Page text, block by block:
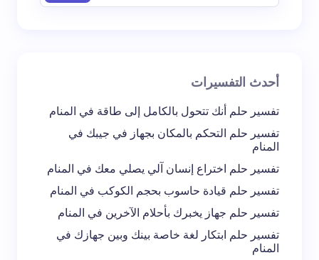
احفظ اسمي والبريد الإلكتروني في هذا المتصفح
لاستخدامه في المرة المقبلة في تعليقي.
أحدث التفسيرات
تفسير حلم أنك تتحول بالكامل إلى طاقة في المنام
تفسير حلم التحكم بالمكان بجهاز في جيبك في
المنام
تفسير حلم اختراع إنسان آلي يصلي معك في المنام
تفسير حلم قيادة حاسوب بحجم الكوكب في المنام
تفسير حلم جهاز يخبرك بأحلام الآخرين في المنام
تفسير حلم ابتكار لغة خاصة بينك وبين جهازك في
المنام